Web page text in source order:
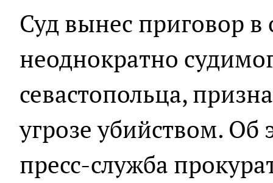
Суд вынес приговор
неоднократно
севастопольца,
угрозе убийством. Об
пресс-служба